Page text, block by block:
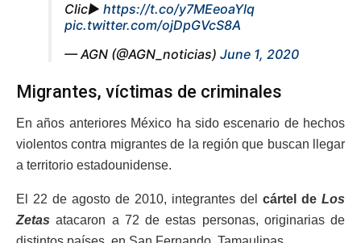
Clic▶️ https://t.co/y7MEeoaYlq
pic.twitter.com/ojDpGVcS8A
— AGN (@AGN_noticias) June 1, 2020
Migrantes, víctimas de criminales
En años anteriores México ha sido escenario de hechos
violentos contra migrantes de la región que buscan llegar
a territorio estadounidense.
El 22 de agosto de 2010, integrantes del cártel de Los
Zetas atacaron a 72 de estas personas, originarias de